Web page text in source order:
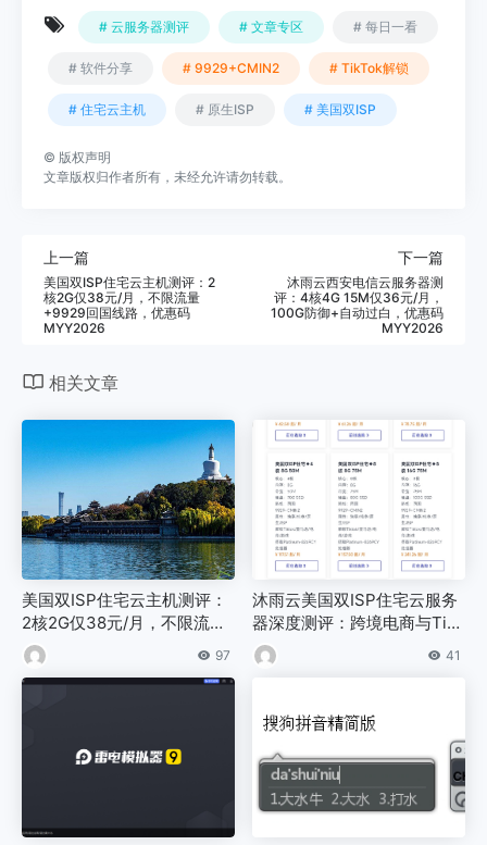
# 云服务器测评 # 文章专区 # 每日一看
# 软件分享 # 9929+CMIN2 # TikTok解锁
# 住宅云主机 # 原生ISP # 美国双ISP
© 版权声明
文章版权归作者所有，未经允许请勿转载。
上一篇
美国双ISP住宅云主机测评：2
核2G仅38元/月，不限流量
+9929回国线路，优惠码
MYY2026
下一篇
沐雨云西安电信云服务器测
评：4核4G 15M仅36元/月，
100G防御+自动过白，优惠码
MYY2026
相关文章
美国双ISP住宅云主机测评：
2核2G仅38元/月，不限流量
+9929回国线路，优惠码MY
Y2026
97
沐雨云美国双ISP住宅云服务
器深度测评：跨境电商与TikT
ok运营首选
41